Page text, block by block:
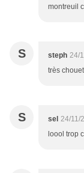
montreuil
S steph 24/
très
S sel 24/11/
loool trop